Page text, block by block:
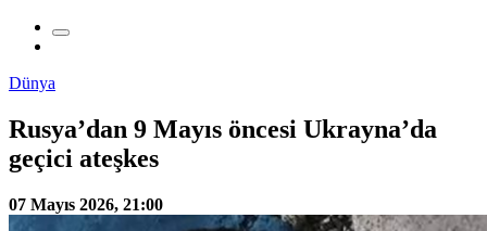
Dünya
Rusya’dan 9 Mayıs öncesi Ukrayna’da
geçici ateşkes
07 Mayıs 2026, 21:00